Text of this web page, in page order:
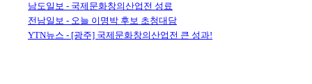
남도일보 - 국제문화창의산업전 성료
전남일보 - 오늘 이명박 후보 초청대담
YTN뉴스 - [광주] 국제문화창의산업전 큰 성과!